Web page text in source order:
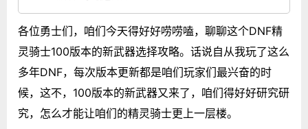
各位勇士们，咱们今天得好好唠唠嗑，聊聊这个DNF精
灵骑士100版本的新武器选择攻略。话说自从我玩了这么
多年DNF，每次版本更新都是咱们玩家们最兴奋的时
候，这不，100版本的新武器又来了，咱们得好好研究研
究，怎么才能让咱们的精灵骑士更上一层楼。